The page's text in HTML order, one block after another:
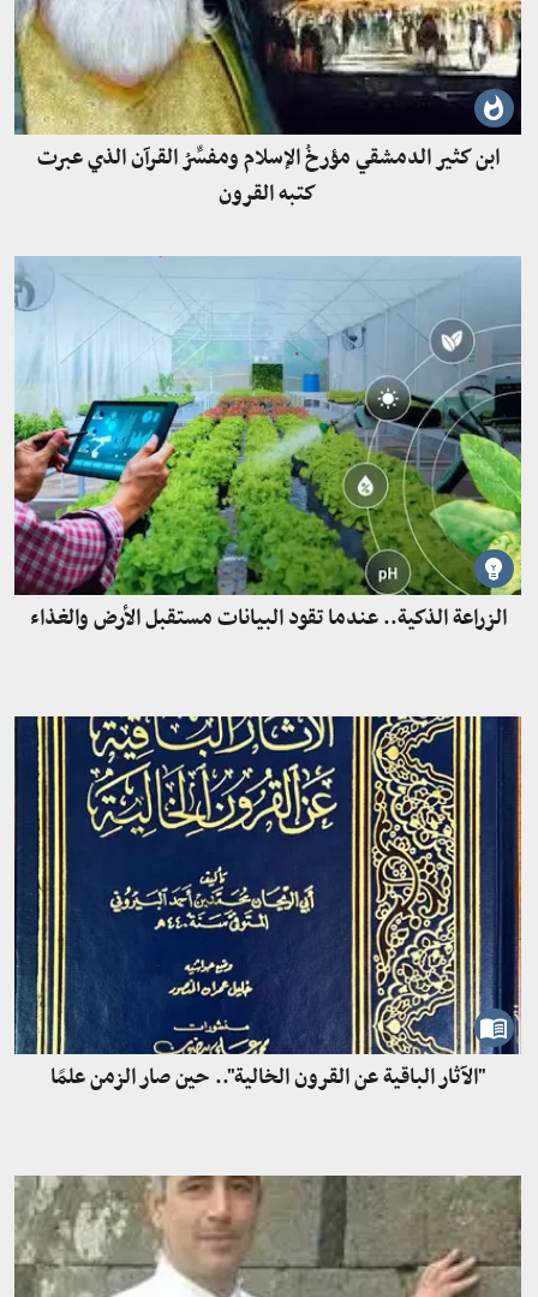
ابن كثير الدمشقي مؤرخُ الإسلام ومفسِّرُ القرآن الذي عبرت
كتبه القرون
الزراعة الذكية.. عندما تقود البيانات مستقبل الأرض والغذاء
"الآثار الباقية عن القرون الخالية".. حين صار الزمن علمًا